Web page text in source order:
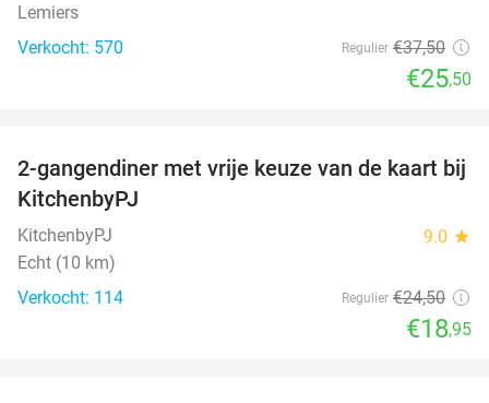
Lemiers
Verkocht: 570
Regulier €37,50
€25,50
23%
2-gangendiner met vrije keuze van de kaart bij
KitchenbyPJ
KitchenbyPJ 9.0 star
Echt (10 km)
Verkocht: 114
Regulier €24,50
€18,95